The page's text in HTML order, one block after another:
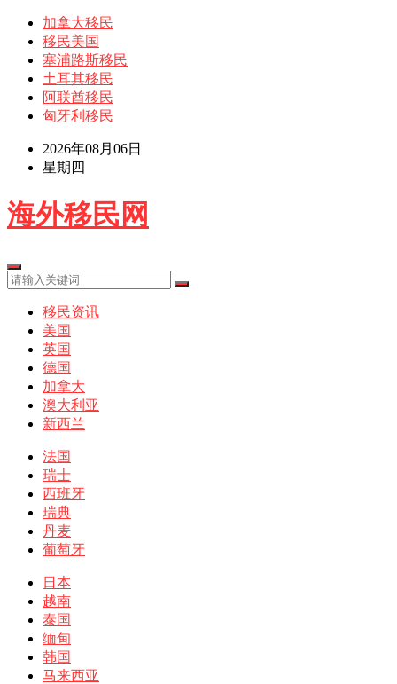
加拿大移民
移民美国
塞浦路斯移民
土耳其移民
阿联酋移民
匈牙利移民
2026年08月06日
星期四
海外移民网
移民资讯
美国
英国
德国
加拿大
澳大利亚
新西兰
法国
瑞士
西班牙
瑞典
丹麦
葡萄牙
日本
越南
泰国
缅甸
韩国
马来西亚